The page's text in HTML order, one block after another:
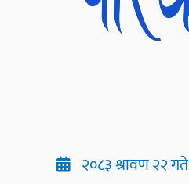
२०८३ श्रावण २२